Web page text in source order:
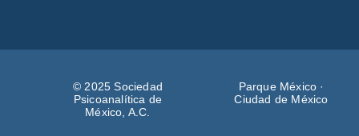
© 2025 Sociedad
Psicoanalítica de
México, A.C.
Parque México ·
Ciudad de México